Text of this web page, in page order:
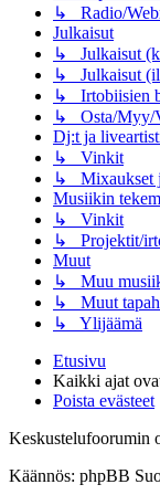
↳ Radio/
Julkaisut
↳ Julkaisut
↳ Julkaisut
↳ Irtobiisien
↳ Osta/Myy/
Dj:t ja
↳ Vinkit
↳ Mixaukset
Musiikin
↳ Vinkit
↳ Projektit/
Muut
↳ Muu
↳ Muut
↳ Ylijäämä
Etusivu
Kaikki ajat
Poista evästeet
Keskustelufoorumin
Käännös: phpBB